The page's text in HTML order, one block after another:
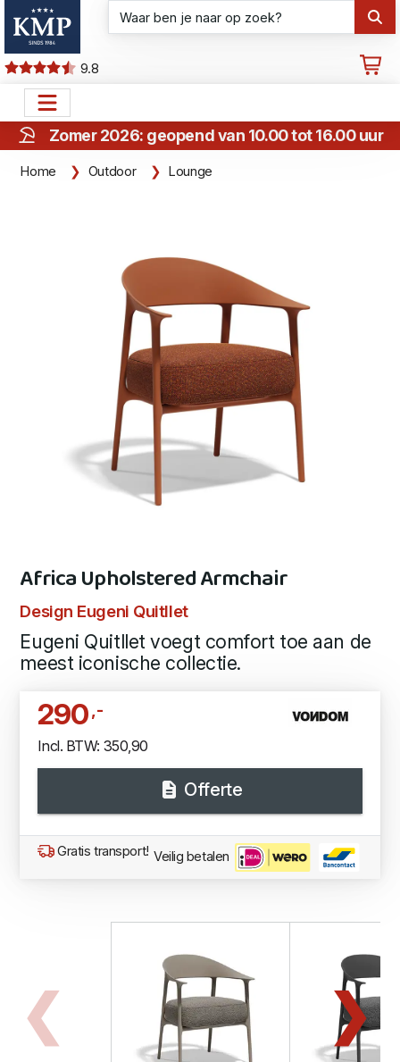
9.8
Zomer 2026: geopend van 10.00 tot 16.00 uur
Home Outdoor Lounge
Africa Upholstered Armchair
Design Eugeni Quitllet
Eugeni Quitllet voegt comfort toe aan de
meest iconische collectie.
290,-
Incl. BTW: 350,90
Offerte
Gratis transport! Veilig betalen